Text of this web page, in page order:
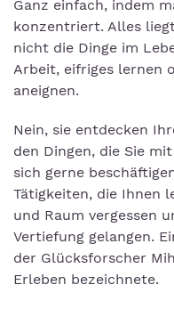
Ganz einfach, indem
konzentriert. Alles
nicht die Dinge im
Arbeit, eifriges lernen
aneignen.
Nein, sie entdecken
den Dingen, die Sie
sich gerne
Tätigkeiten, die Ihnen
und Raum vergessen
Vertiefung gelangen.
der Glücksforscher
Erleben bezeichnete.